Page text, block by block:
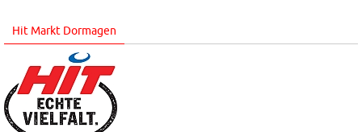
Hit Markt Dormagen